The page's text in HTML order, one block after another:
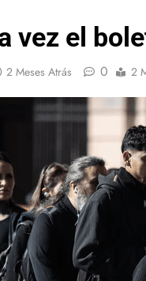
vez el
2 Meses Atrás 0 2